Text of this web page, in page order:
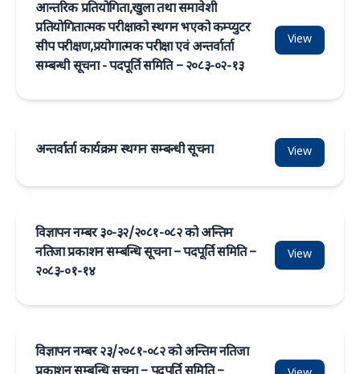
आन्तरिक प्रतियोगिता,खुला तथा समावेशी
प्रतियोगितात्मक परीक्षाको स्थगन भएको कम्प्युटर
सीप परीक्षण,प्रयोगात्मक परीक्षा एवं अन्तर्वार्ता
सम्बन्धी सूचना - पदपूर्ति समिति – २०८३-०२-१३
View
अन्तर्वार्ता कार्यक्रम स्थगन सम्बन्धी सूचना View
विज्ञापन नम्बर ३०-३२/२०८१-०८२ को अन्तिम
नतिजा प्रकाशन सम्बन्धि सूचना – पदपूर्ति समिति –
२०८३-०१-१४
View
विज्ञापन नम्बर २३/२०८१-०८२ को अन्तिम नतिजा